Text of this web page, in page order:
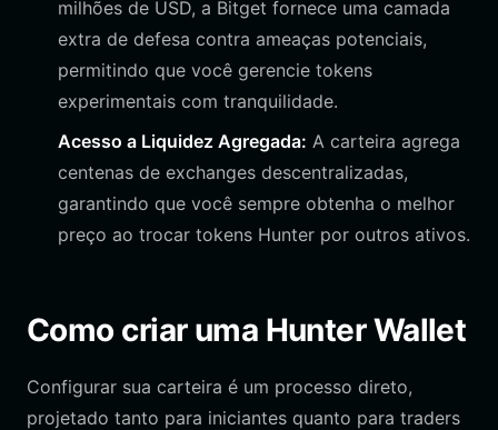
milhões de USD, a Bitget fornece uma camada
extra de defesa contra ameaças potenciais,
permitindo que você gerencie tokens
experimentais com tranquilidade.
Acesso a Liquidez Agregada: A carteira agrega
centenas de exchanges descentralizadas,
garantindo que você sempre obtenha o melhor
preço ao trocar tokens Hunter por outros ativos.
Como criar uma Hunter Wallet
Configurar sua carteira é um processo direto,
projetado tanto para iniciantes quanto para traders